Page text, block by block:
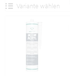
Variante wählen